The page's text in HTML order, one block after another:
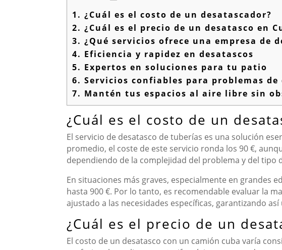
1. ¿Cuál es el costo de un desatascador?
2. ¿Cuál es el precio de un desatasco en
3. ¿Qué servicios ofrece una empresa de
4. Eficiencia y rapidez en desatascos
5. Expertos en soluciones para tu patio
6. Servicios confiables para problemas de
7. Mantén tus espacios al aire libre sin
¿Cuál es el costo de un
El servicio de desatasco de tuberías es una solución
promedio, el coste de este servicio ronda los 90 €,
dependiendo de la complejidad del problema y del tipo
En situaciones más graves, especialmente en grandes
hasta 900 €. Por lo tanto, es recomendable evaluar la
ajustado a las necesidades específicas, garantizando
¿Cuál es el precio de un
El costo de un desatasco con un camión cuba varía